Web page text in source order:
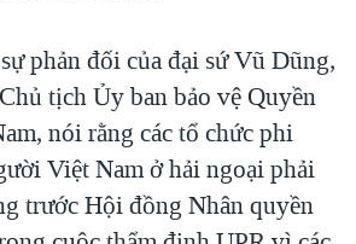
phản đối của đại sứ Vũ Dũng,
tịch Ủy ban bảo vệ Quyền
nói rằng các tổ chức phi
Việt Nam ở hải ngoại phải
trước Hội đồng Nhân quyền